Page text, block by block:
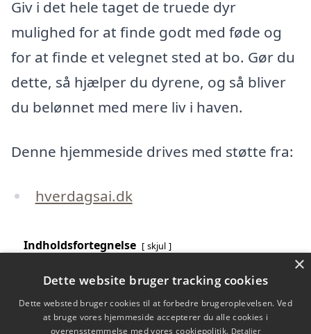
Giv i det hele taget de truede dyr
mulighed for at finde godt med føde og
for at finde et velegnet sted at bo. Gør du
dette, så hjælper du dyrene, og så bliver
du belønnet med mere liv i haven.
Denne hjemmeside drives med støtte fra:
hverdagsai.dk
Indholdsfortegnelse skjul
resten af verden
truede
Hvad kan der gøres for at forbedre situationen for
×
Dette website bruger tracking cookies
Dette websted bruger cookies til at forbedre brugeroplevelsen. Ved
at bruge vores hjemmeside accepterer du alle cookies i
overensstemmelse med vores cookiepolitik. Detaljer